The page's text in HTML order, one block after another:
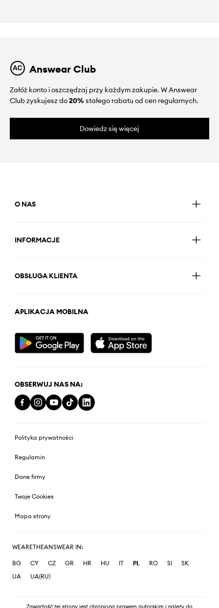
Answear Club
Załóż konto i oszczędzaj przy każdym zakupie. W Answear
Club zyskujesz do20%stałego rabatu od cen regularnych.
Dowiedz się więcej
O NAS
INFORMACJE
OBSŁUGA KLIENTA
APLIKACJA MOBILNA
OBSERWUJ NAS NA:
Polityka prywatności
Regulamin
Dane firmy
Twoje Cookies
Mapa strony
WEARETHEANSWEAR IN:
BG CY CZ GR HR HU IT PL RO SI
SK
UA
UA(RU)